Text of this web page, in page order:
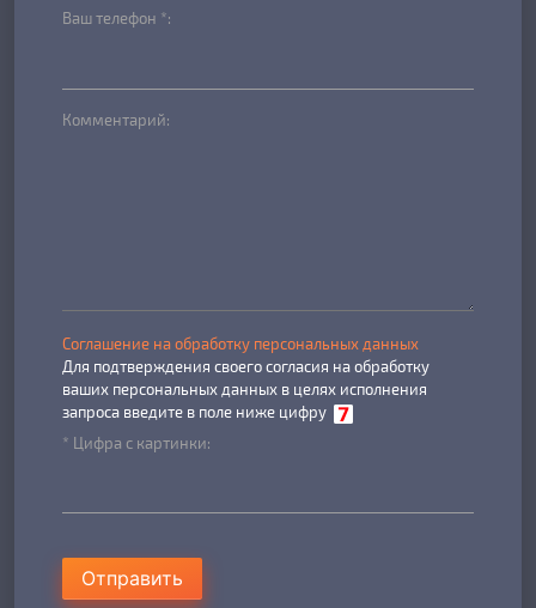
Ваш телефон *:
Комментарий:
Соглашение на обработку персональных данных
Для подтверждения своего согласия на обработку
ваших персональных данных в целях исполнения
запроса введите в поле ниже цифру
* Цифра с картинки:
Отправить